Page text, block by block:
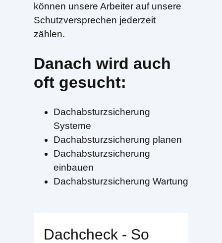
können unsere Arbeiter auf unsere
Schutzversprechen jederzeit
zählen.
Danach wird auch
oft gesucht:
Dachabsturzsicherung
Systeme
Dachabsturzsicherung planen
Dachabsturzsicherung
einbauen
Dachabsturzsicherung Wartung
Dachcheck - So